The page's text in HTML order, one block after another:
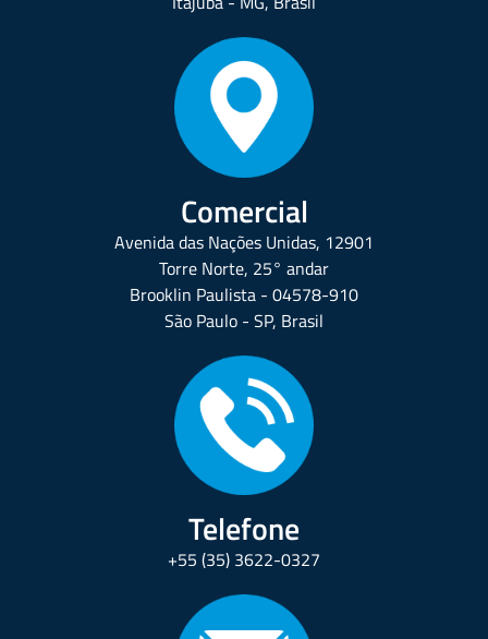
Comercial
Avenida das Nações Unidas, 12901
Torre Norte, 25° andar
Brooklin Paulista - 04578-910
São Paulo - SP, Brasil
Telefone
+55 (35) 3622-0327